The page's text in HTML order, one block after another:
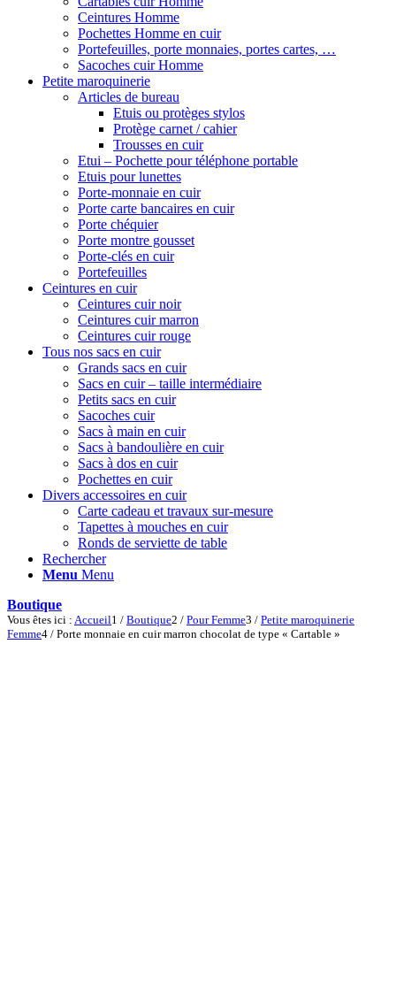
Ceintures Homme
Pochettes Homme en cuir
Portefeuilles, porte monnaies, portes cartes, …
Sacoches cuir Homme
Petite maroquinerie
Articles de bureau
Etuis ou protèges stylos
Protège carnet / cahier
Trousses en cuir
Etui – Pochette pour téléphone portable
Etuis pour lunettes
Porte-monnaie en cuir
Porte carte bancaires en cuir
Porte chéquier
Porte montre gousset
Porte-clés en cuir
Portefeuilles
Ceintures en cuir
Ceintures cuir noir
Ceintures cuir marron
Ceintures cuir rouge
Tous nos sacs en cuir
Grands sacs en cuir
Sacs en cuir – taille intermédiaire
Petits sacs en cuir
Sacoches cuir
Sacs à main en cuir
Sacs à bandoulière en cuir
Sacs à dos en cuir
Pochettes en cuir
Divers accessoires en cuir
Carte cadeau et travaux sur-mesure
Tapettes à mouches en cuir
Ronds de serviette de table
Rechercher
Menu Menu
Boutique
Vous êtes ici : Accueil1 / Boutique2 / Pour Femme3 / Petite maroquinerie
Femme4 / Porte monnaie en cuir marron chocolat de type « Cartable »